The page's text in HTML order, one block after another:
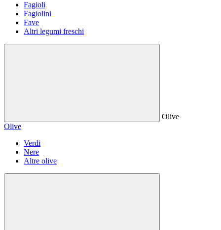
Fagioli
Fagiolini
Fave
Altri legumi freschi
Olive
Olive
Verdi
Nere
Altre olive